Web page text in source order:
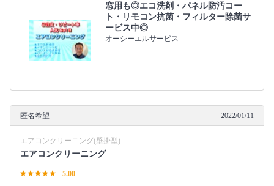
窓用も◎エコ洗剤・パネル防汚コー
ト・リモコン抗菌・フィルター除菌サ
ービス中◎
オーシーエルサービス
匿名希望 2022/01/11
エアコンクリーニング(壁掛型)
エアコンクリーニング
5.00